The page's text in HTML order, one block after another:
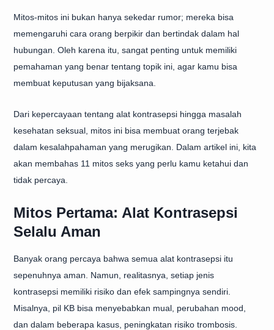
Mitos-mitos ini bukan hanya sekedar rumor; mereka bisa
memengaruhi cara orang berpikir dan bertindak dalam hal
hubungan. Oleh karena itu, sangat penting untuk memiliki
pemahaman yang benar tentang topik ini, agar kamu bisa
membuat keputusan yang bijaksana.
Dari kepercayaan tentang alat kontrasepsi hingga masalah
kesehatan seksual, mitos ini bisa membuat orang terjebak
dalam kesalahpahaman yang merugikan. Dalam artikel ini, kita
akan membahas 11 mitos seks yang perlu kamu ketahui dan
tidak percaya.
Mitos Pertama: Alat Kontrasepsi
Selalu Aman
Banyak orang percaya bahwa semua alat kontrasepsi itu
sepenuhnya aman. Namun, realitasnya, setiap jenis
kontrasepsi memiliki risiko dan efek sampingnya sendiri.
Misalnya, pil KB bisa menyebabkan mual, perubahan mood,
dan dalam beberapa kasus, peningkatan risiko trombosis.